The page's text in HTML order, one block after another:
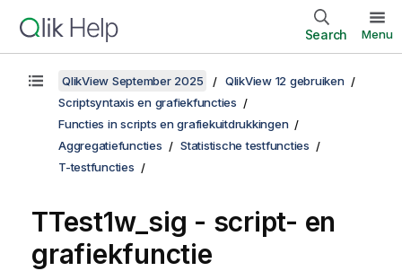
Search Menu
QlikView September 2025
QlikView 12 gebruiken
Scriptsyntaxis en grafiekfuncties
Functies in scripts en grafiekuitdrukkingen
Aggregatiefuncties
Statistische testfuncties
T-testfuncties
TTest1w_sig - script- en
grafiekfunctie